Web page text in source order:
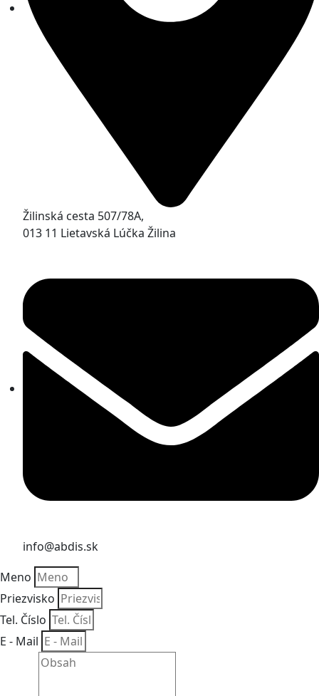
Žilinská cesta 507/78A,
013 11 Lietavská Lúčka Žilina
info@abdis.sk
Meno
Priezvisko
Tel. Číslo
E - Mail